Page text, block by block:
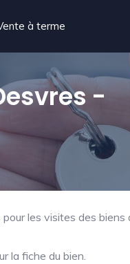
à terme
-
les visites des biens
la fiche du bien.